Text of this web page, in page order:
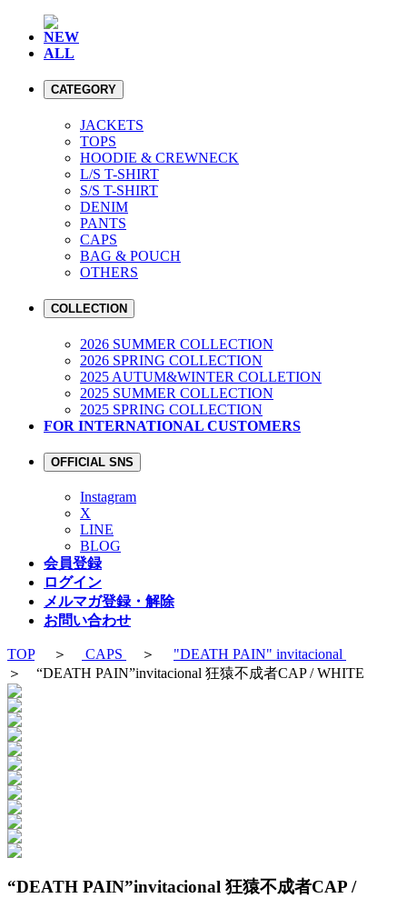
NEW
ALL
CATEGORY
JACKETS
TOPS
HOODIE & CREWNECK
L/S T-SHIRT
S/S T-SHIRT
DENIM
PANTS
CAPS
BAG & POUCH
OTHERS
COLLECTION
2026 SUMMER COLLECTION
2026 SPRING COLLECTION
2025 AUTUM&WINTER COLLETION
2025 SUMMER COLLECTION
2025 SPRING COLLECTION
FOR INTERNATIONAL CUSTOMERS
OFFICIAL SNS
Instagram
X
LINE
BLOG
会員登録
ログイン
メルマガ登録・解除
お問い合わせ
TOP＞ CAPS ＞ "DEATH PAIN" invitacional
＞ “DEATH PAIN”invitacional 狂猿不成者CAP / WHITE
“DEATH PAIN”invitacional 狂猿不成者CAP /